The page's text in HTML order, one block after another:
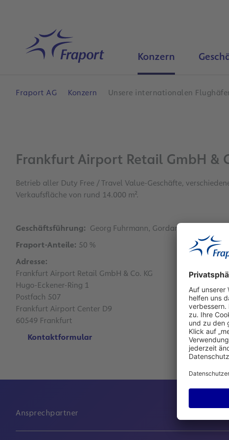
Startseite Konzern
Fraport AG Konzern Unsere internationalen
Frankfurt Airport Retail GmbH &
Betrieb aller Duty Free / Travel Value-Geschäfte,
Verkaufsfläche von rund 14.000 m².
Geschäftsführung: Georg Fuhrmann, Gordana Schiel
Fraport-Anteile: 50 %
Adresse:
Frankfurt Airport Retail GmbH & Co. KG
Hugo-Eckener-Ring 1
Postfach 507
Frankfurt Airport Center D9
60549 Frankfurt
Kontaktformular
Ansprechpartner